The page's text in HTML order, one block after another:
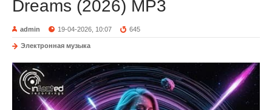
Dreams (2026) MP3
admin 19-04-2026, 10:07 645
Электронная музыка